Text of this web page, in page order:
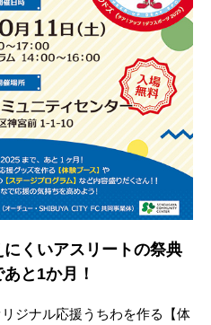
くいアスリートの祭典
と1か月！
ジナル応援うちわを作る【体